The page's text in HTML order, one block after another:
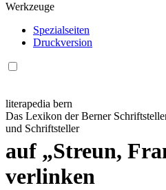
Werkzeuge
Spezialseiten
Druckversion
literapedia bern
Das Lexikon der Berner
und Schriftsteller
auf „Streun,
verlinken